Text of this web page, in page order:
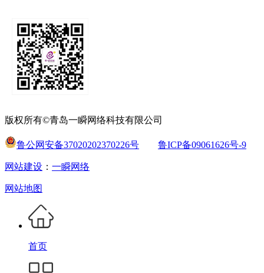
版权所有©青岛一瞬网络科技有限公司
鲁公网安备37020202370226号 鲁ICP备09061626号-9
网站建设 ： 一瞬网络
网站地图
首页